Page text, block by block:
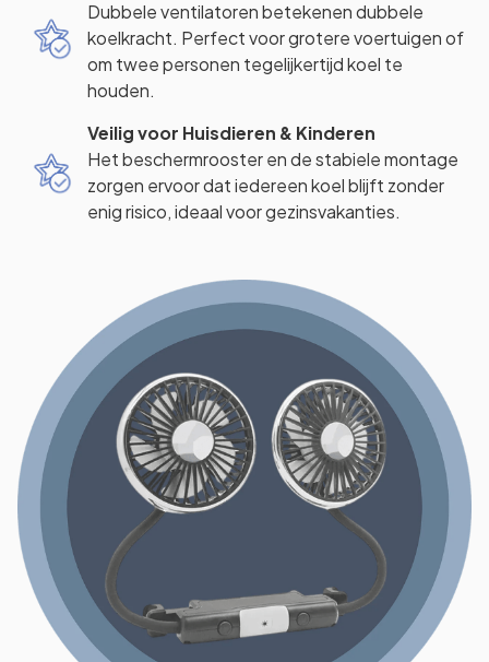
Dubbele ventilatoren betekenen dubbele
koelkracht. Perfect voor grotere voertuigen of
om twee personen tegelijkertijd koel te
houden.
Veilig voor Huisdieren & Kinderen
Het beschermrooster en de stabiele montage
zorgen ervoor dat iedereen koel blijft zonder
enig risico, ideaal voor gezinsvakanties.